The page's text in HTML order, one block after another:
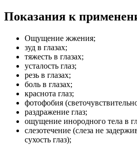
Показания к
Ощущение жжения;
зуд в глазах;
тяжесть в глазах;
усталость глаз;
резь в глазах;
боль в глазах;
краснота глаз;
фотофобия
раздражение глаз;
ощущение инородного тела в
слезотечение (слеза не
сухость глаз);